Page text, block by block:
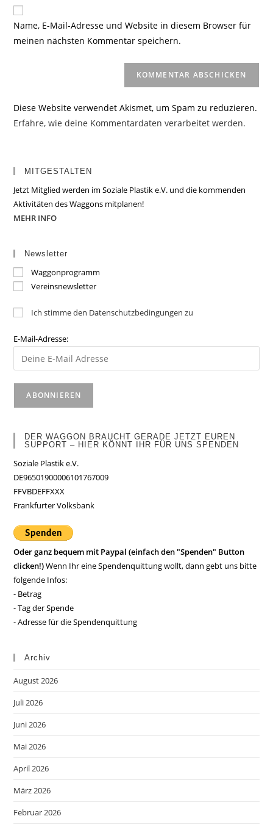
ein
zum
Kommentieren
ein
Website-
URL
Name, E-Mail-Adresse und Website in diesem Browser für
meinen nächsten Kommentar speichern.
Diese Website verwendet Akismet, um Spam zu reduzieren.
Erfahre, wie deine Kommentardaten verarbeitet werden.
MITGESTALTEN
Jetzt Mitglied werden im Soziale Plastik e.V. und die kommenden
Aktivitäten des Waggons mitplanen!
MEHR INFO
Newsletter
Waggonprogramm
Vereinsnewsletter
Ich stimme den Datenschutzbedingungen zu
E-Mail-Adresse:
DER WAGGON BRAUCHT GERADE JETZT EUREN
SUPPORT – HIER KÖNNT IHR FÜR UNS SPENDEN
Soziale Plastik e.V.
DE96501900006101767009
FFVBDEFFXXX
Frankfurter Volksbank
Oder ganz bequem mit Paypal (einfach den "Spenden" Button
clicken!)Wenn Ihr eine Spendenquittung wollt, dann gebt uns bitte
folgende Infos:
- Betrag
- Tag der Spende
- Adresse für die Spendenquittung
Archiv
August 2026
Juli 2026
Juni 2026
Mai 2026
April 2026
März 2026
Februar 2026